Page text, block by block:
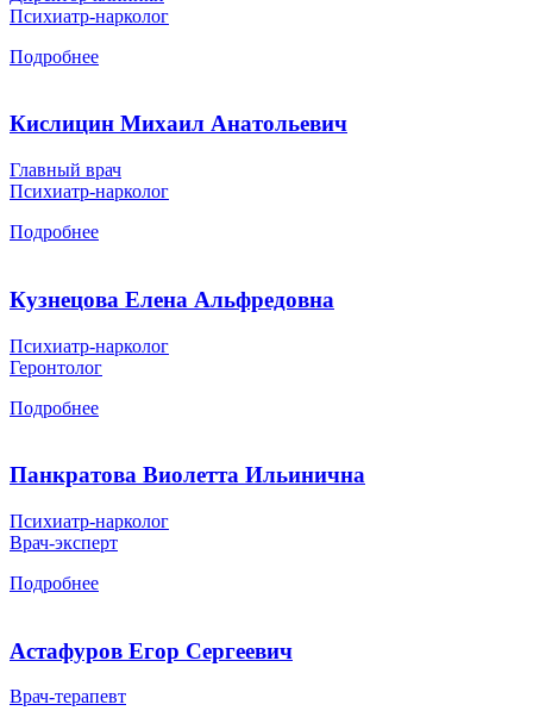
Психиатр-нарколог
Подробнее
Кислицин Михаил Анатольевич
Главный врач
Психиатр-нарколог
Подробнее
Кузнецова Елена Альфредовна
Психиатр-нарколог
Геронтолог
Подробнее
Панкратова Виолетта Ильинична
Психиатр-нарколог
Врач-эксперт
Подробнее
Астафуров Егор Сергеевич
Врач-терапевт